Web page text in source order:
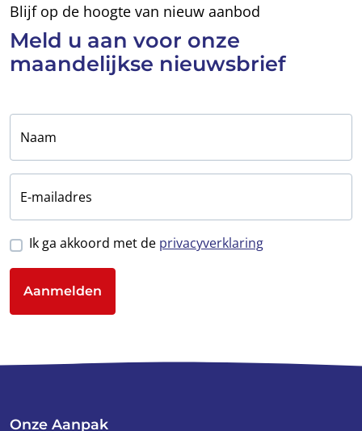
Blijf op de hoogte van nieuw aanbod
Meld u aan voor onze
maandelijkse nieuwsbrief
Naam
E-mailadres
Ik ga akkoord met de privacyverklaring
Aanmelden
Onze Aanpak